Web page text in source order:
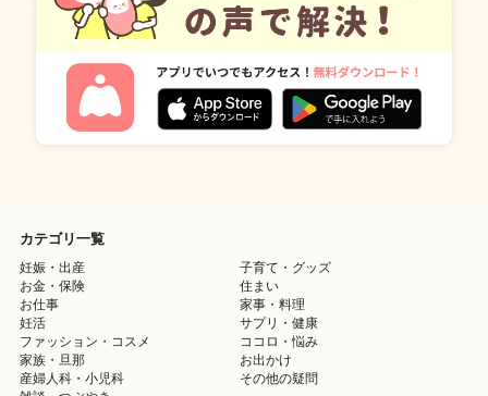
カテゴリ一覧
妊娠・出産
子育て・グッズ
お金・保険
住まい
お仕事
家事・料理
妊活
サプリ・健康
ファッション・コスメ
ココロ・悩み
家族・旦那
お出かけ
産婦人科・小児科
その他の疑問